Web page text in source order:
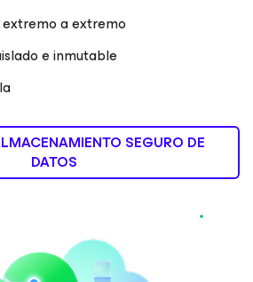
a extremo
e inmutable
SEGURO DE
DATOS